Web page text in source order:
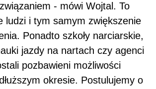
- mówi Wojtal. To
ludzi i tym samym zwiększenie
Ponadto szkoły narciarskie,
jazdy na nartach czy agenci
pozbawieni możliwości
okresie. Postulujemy o